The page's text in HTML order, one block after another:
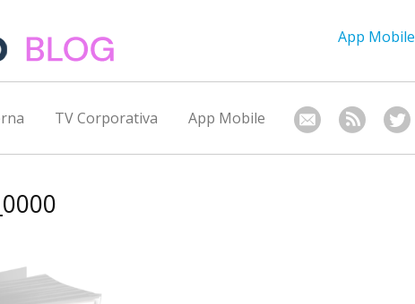
App Mobile
TV Corporativa App Mobile